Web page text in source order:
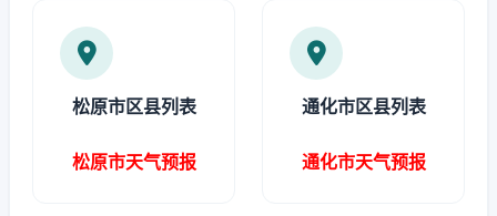
松原市区县列表
松原市天气预报
通化市区县列表
通化市天气预报